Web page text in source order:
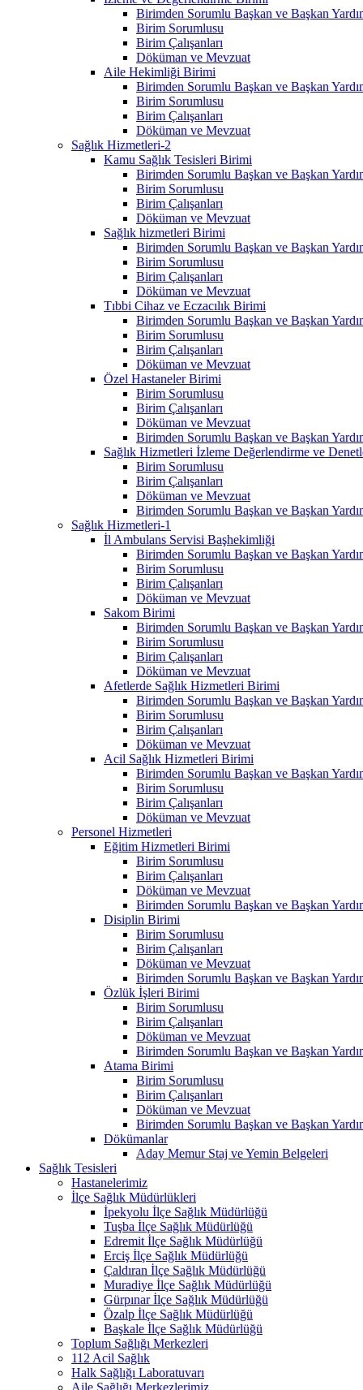
Birimden Sorumlu Başkan ve Başkan
Birim Sorumlusu
Birim Çalışanları
Döküman ve Mevzuat
Aile Hekimliği Birimi
Birimden Sorumlu Başkan ve Başkan
Birim Sorumlusu
Birim Çalışanları
Döküman ve Mevzuat
Sağlık Hizmetleri-2
Kamu Sağlık Tesisleri Birimi
Birimden Sorumlu Başkan ve Başkan
Birim Sorumlusu
Birim Çalışanları
Döküman ve Mevzuat
Sağlık hizmetleri Birimi
Birimden Sorumlu Başkan ve Başkan
Birim Sorumlusu
Birim Çalışanları
Döküman ve Mevzuat
Tıbbi Cihaz ve Eczacılık Birimi
Birimden Sorumlu Başkan ve Başkan
Birim Sorumlusu
Birim Çalışanları
Döküman ve Mevzuat
Özel Hastaneler Birimi
Birim Sorumlusu
Birim Çalışanları
Döküman ve Mevzuat
Birimden Sorumlu Başkan ve Başkan
Sağlık Hizmetleri İzleme Değerlendirme ve
Birim Sorumlusu
Birim Çalışanları
Döküman ve Mevzuat
Birimden Sorumlu Başkan ve Başkan
Sağlık Hizmetleri-1
İl Ambulans Servisi Başhekimliği
Birimden Sorumlu Başkan ve Başkan
Birim Sorumlusu
Birim Çalışanları
Döküman ve Mevzuat
Sakom Birimi
Birimden Sorumlu Başkan ve Başkan
Birim Sorumlusu
Birim Çalışanları
Döküman ve Mevzuat
Afetlerde Sağlık Hizmetleri Birimi
Birimden Sorumlu Başkan ve Başkan
Birim Sorumlusu
Birim Çalışanları
Döküman ve Mevzuat
Acil Sağlık Hizmetleri Birimi
Birimden Sorumlu Başkan ve Başkan
Birim Sorumlusu
Birim Çalışanları
Döküman ve Mevzuat
Personel Hizmetleri
Eğitim Hizmetleri Birimi
Birim Sorumlusu
Birim Çalışanları
Döküman ve Mevzuat
Birimden Sorumlu Başkan ve Başkan
Disiplin Birimi
Birim Sorumlusu
Birim Çalışanları
Döküman ve Mevzuat
Birimden Sorumlu Başkan ve Başkan
Özlük İşleri Birimi
Birim Sorumlusu
Birim Çalışanları
Döküman ve Mevzuat
Birimden Sorumlu Başkan ve Başkan
Atama Birimi
Birim Sorumlusu
Birim Çalışanları
Döküman ve Mevzuat
Birimden Sorumlu Başkan ve Başkan
Dökümanlar
Aday Memur Staj ve Yemin Belgeleri
Sağlık Tesisleri
Hastanelerimiz
İlçe Sağlık Müdürlükleri
İpekyolu İlçe Sağlık Müdürlüğü
Tuşba İlçe Sağlık Müdürlüğü
Edremit İlçe Sağlık Müdürlüğü
Erciş İlçe Sağlık Müdürlüğü
Çaldıran İlçe Sağlık Müdürlüğü
Muradiye İlçe Sağlık Müdürlüğü
Gürpınar İlçe Sağlık Müdürlüğü
Özalp İlçe Sağlık Müdürlüğü
Başkale İlçe Sağlık Müdürlüğü
Toplum Sağlığı Merkezleri
112 Acil Sağlık
Halk Sağlığı Laboratuvarı
Aile Sağlığı Merkezlerimiz